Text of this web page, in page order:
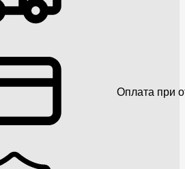
Оплата при